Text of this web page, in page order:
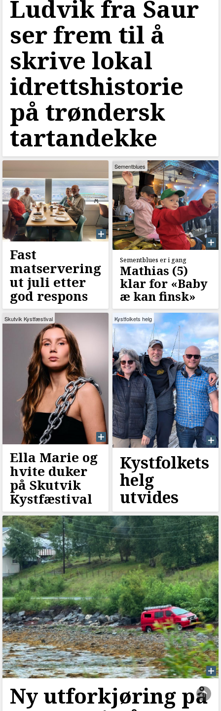
Ludvik fra Saur
ser frem til å
skrive lokal
idrettshistorie
på trøndersk
tartandekke
Fast
matservering
ut juli etter
god respons
Sementblues
Sementblues er i gang
Mathias (5)
klar for «Baby
æ kan finsk»
Skutvik Kystfæstival
Ella Marie og
hvite duker
på Skutvik
Kystfæstival
Kystfolkets helg
Kystfolkets
helg
utvides
Ny utforkjøring på